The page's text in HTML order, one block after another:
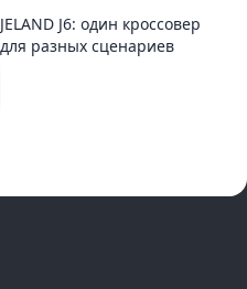
JELAND J6: один кроссовер
для разных сценариев